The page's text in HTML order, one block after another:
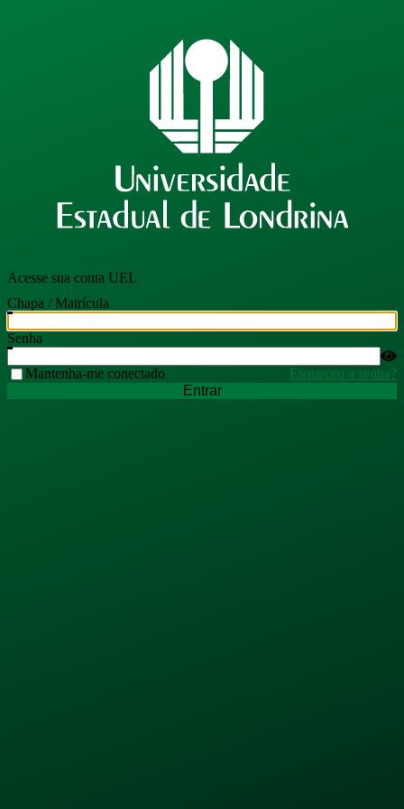
Acesse sua conta UEL
Chapa / Matrícula
Senha
Mantenha-me conectado
Esqueceu a senha?
Entrar